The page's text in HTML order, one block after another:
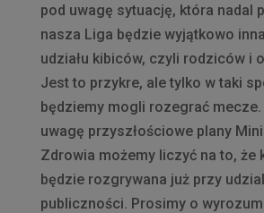
pod uwagę sytuację, która nadal
nasza Liga będzie wyjątkowo
udziału kibiców, czyli rodziców i
Jest to przykre, ale tylko w taki
będziemy mogli rozegrać
uwagę przyszłościowe plany
Zdrowia możemy liczyć na to, że
będzie rozgrywana już przy
publiczności. Prosimy o